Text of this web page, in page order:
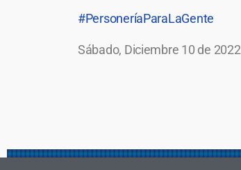
#PersoneríaParaLaGente
Sábado, Diciembre 10 de 2022